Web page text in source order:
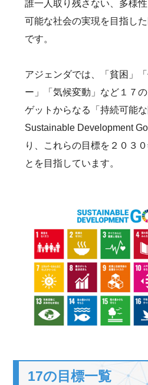
誰一人取り残さない、多様
可能な社会の実現を目指し
です。
アジェンダでは、「貧困」
ー」「気候変動」など１７
ゲットからなる「持続可能
Sustainable Development
り、これらの目標を２０３
とを目指しています。
17の目標一覧